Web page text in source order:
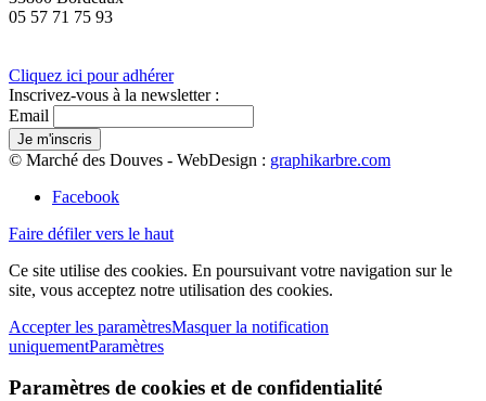
05 57 71 75 93
Cliquez ici pour adhérer
Inscrivez-vous à la newsletter :
Email
© Marché des Douves - WebDesign : graphikarbre.com
Facebook
Faire défiler vers le haut
Ce site utilise des cookies. En poursuivant votre navigation sur le
site, vous acceptez notre utilisation des cookies.
Accepter les paramètresMasquer la notification
uniquementParamètres
Paramètres de cookies et de confidentialité